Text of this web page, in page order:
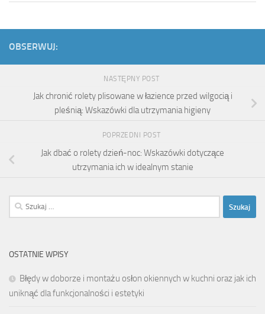
OBSERWUJ:
NASTĘPNY POST
Jak chronić rolety plisowane w łazience przed wilgocią i
pleśnią: Wskazówki dla utrzymania higieny
POPRZEDNI POST
Jak dbać o rolety dzień-noc: Wskazówki dotyczące
utrzymania ich w idealnym stanie
Szukaj:
OSTATNIE WPISY
Błędy w doborze i montażu osłon okiennych w kuchni oraz jak ich
uniknąć dla funkcjonalności i estetyki